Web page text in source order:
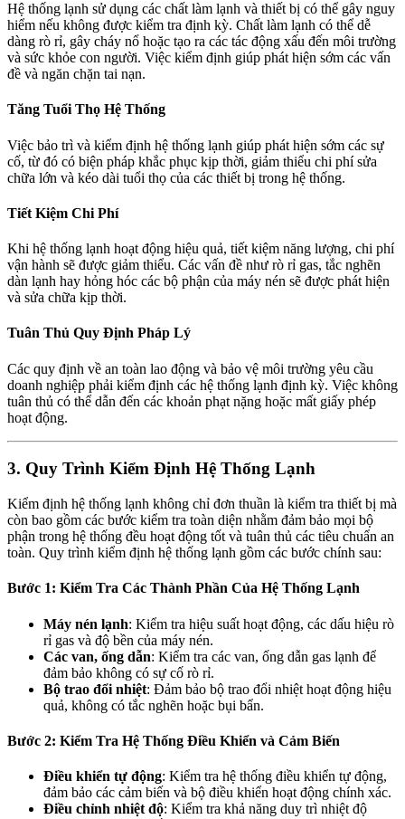
Hệ thống lạnh sử dụng các chất làm lạnh và thiết bị có thể gây nguy
hiểm nếu không được kiểm tra định kỳ. Chất làm lạnh có thể dễ
dàng rò rỉ, gây cháy nổ hoặc tạo ra các tác động xấu đến môi trường
và sức khỏe con người. Việc kiểm định giúp phát hiện sớm các vấn
đề và ngăn chặn tai nạn.
Tăng Tuổi Thọ Hệ Thống
Việc bảo trì và kiểm định hệ thống lạnh giúp phát hiện sớm các sự
cố, từ đó có biện pháp khắc phục kịp thời, giảm thiểu chi phí sửa
chữa lớn và kéo dài tuổi thọ của các thiết bị trong hệ thống.
Tiết Kiệm Chi Phí
Khi hệ thống lạnh hoạt động hiệu quả, tiết kiệm năng lượng, chi phí
vận hành sẽ được giảm thiểu. Các vấn đề như rò rỉ gas, tắc nghẽn
dàn lạnh hay hỏng hóc các bộ phận của máy nén sẽ được phát hiện
và sửa chữa kịp thời.
Tuân Thủ Quy Định Pháp Lý
Các quy định về an toàn lao động và bảo vệ môi trường yêu cầu
doanh nghiệp phải kiểm định các hệ thống lạnh định kỳ. Việc không
tuân thủ có thể dẫn đến các khoản phạt nặng hoặc mất giấy phép
hoạt động.
3. Quy Trình Kiểm Định Hệ Thống Lạnh
Kiểm định hệ thống lạnh không chỉ đơn thuần là kiểm tra thiết bị mà
còn bao gồm các bước kiểm tra toàn diện nhằm đảm bảo mọi bộ
phận trong hệ thống đều hoạt động tốt và tuân thủ các tiêu chuẩn an
toàn. Quy trình kiểm định hệ thống lạnh gồm các bước chính sau:
Bước 1: Kiểm Tra Các Thành Phần Của Hệ Thống Lạnh
Máy nén lạnh: Kiểm tra hiệu suất hoạt động, các dấu hiệu rò
rỉ gas và độ bền của máy nén.
Các van, ống dẫn: Kiểm tra các van, ống dẫn gas lạnh để
đảm bảo không có sự cố rò rỉ.
Bộ trao đổi nhiệt: Đảm bảo bộ trao đổi nhiệt hoạt động hiệu
quả, không có tắc nghẽn hoặc bụi bẩn.
Bước 2: Kiểm Tra Hệ Thống Điều Khiển và Cảm Biến
Điều khiển tự động: Kiểm tra hệ thống điều khiển tự động,
đảm bảo các cảm biến và bộ điều khiển hoạt động chính xác.
Điều chỉnh nhiệt độ: Kiểm tra khả năng duy trì nhiệt độ